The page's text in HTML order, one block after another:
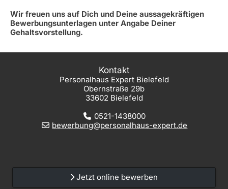
Wir freuen uns auf Dich und Deine aussagekräftigen
Bewerbungsunterlagen unter Angabe Deiner
Gehaltsvorstellung.
Kontakt
Personalhaus Expert Bielefeld
Obernstraße 29b
33602 Bielefeld
0521-1438000
bewerbung@personalhaus-expert.de
Jetzt online bewerben